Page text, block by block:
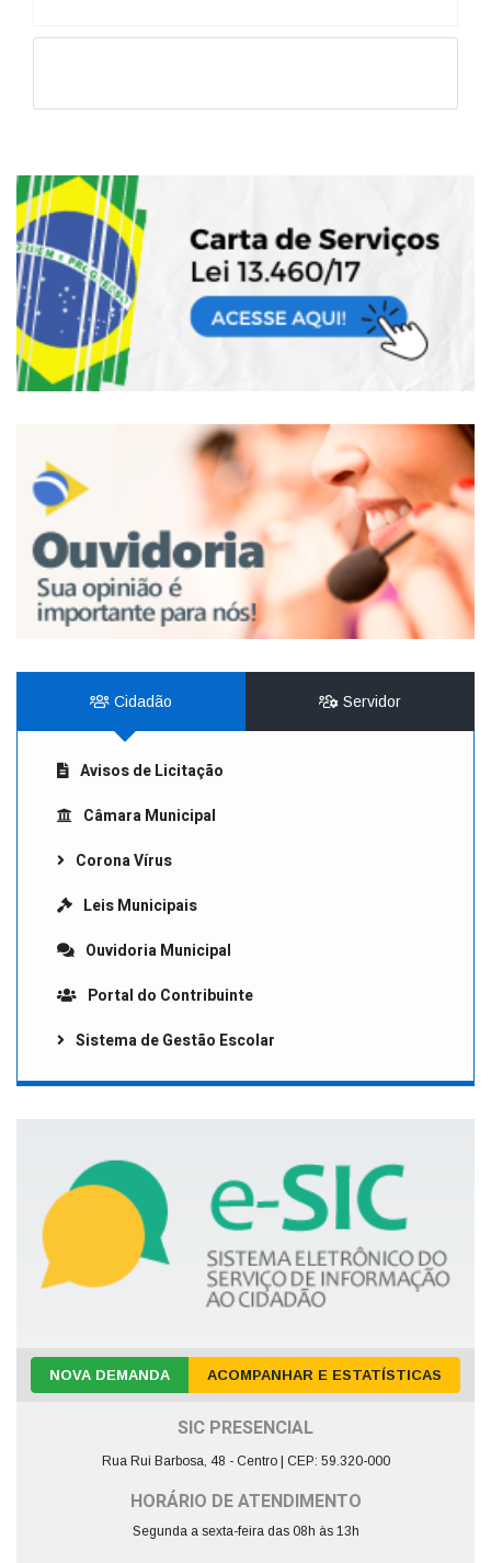
Cidadão Servidor
Avisos de Licitação
Câmara Municipal
Corona Vírus
Leis Municipais
Ouvidoria Municipal
Portal do Contribuinte
Sistema de Gestão Escolar
NOVA DEMANDA ACOMPANHAR E ESTATÍSTICAS
SIC PRESENCIAL
Rua Rui Barbosa, 48 - Centro | CEP: 59.320-000
HORÁRIO DE ATENDIMENTO
Segunda a sexta-feira das 08h às 13h